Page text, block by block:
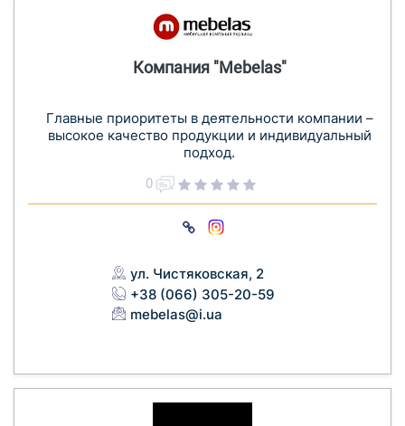
Компания "Mebelas"
Главные приоритеты в деятельности компании –
высокое качество продукции и индивидуальный
подход.
0
ул. Чистяковская, 2
+38 (066) 305-20-59
mebelas@i.ua